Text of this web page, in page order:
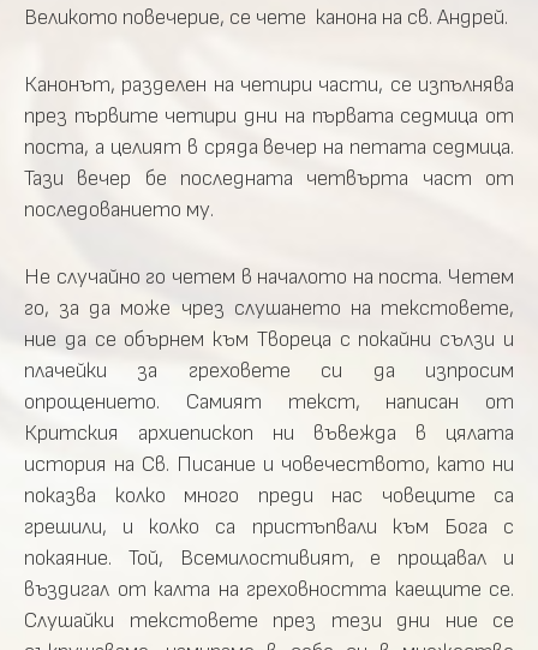
Великото повечерие, се чете канона на св. Андрей.
Канонът, разделен на четири части, се изпълнява
през първите четири дни на първата седмица от
поста, а целият в сряда вечер на петата седмица.
Тази вечер бе последната четвърта част от
последованието му.
Не случайно го четем в началото на поста. Четем
го, за да може чрез слушането на текстовете,
ние да се обърнем към Твореца с покайни сълзи и
плачейки за греховете си да изпросим
опрощението. Самият текст, написан от
Критския архиепископ ни въвежда в цялата
история на Св. Писание и човечеството, като ни
показва колко много преди нас човеците са
грешили, и колко са пристъпвали към Бога с
покаяние. Той, Всемилостивият, е прощавал и
въздигал от калта на греховността каещите се.
Слушайки текстовете през тези дни ние се